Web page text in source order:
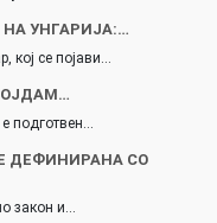
УНГАРИЈА:…
кој се појави…
подготвен…
ДЕФИНИРАНА СО
закон и…